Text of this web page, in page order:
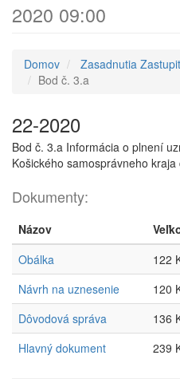
2020 09:00
Domov Zasadnutia
Bod č. 3.a
22-2020
Bod č. 3.a Informácia o plnení
Košického samosprávneho
Dokumenty:
Názov
Obálka
122
Návrh na uznesenie
120
Dôvodová správa
136
Hlavný dokument
239